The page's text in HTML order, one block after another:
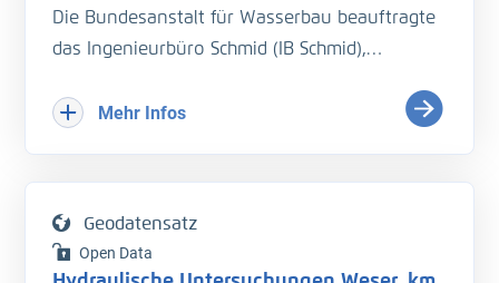
Die Bundesanstalt für Wasserbau beauftragte
das Ingenieurbüro Schmid (IB Schmid),
bei vier Wasserständen durchzuführen. Je
Strömungsgeschwindigkeiten und
Durchflussmengen an den Pegeln und
Mehr Infos
Geodatensatz
Open Data